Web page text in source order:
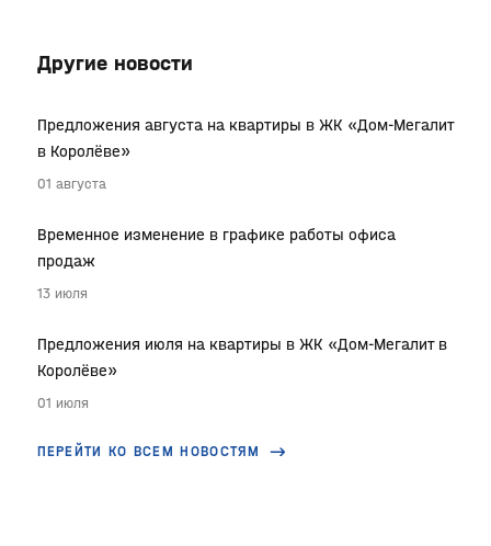
Другие новости
ПЕРЕЙТИ КО ВСЕМ НОВОСТЯМ
Предложения августа на квартиры в ЖК «Дом-Мегалит
в Королёве»
01 августа
Временное изменение в графике работы офиса
продаж
13 июля
Предложения июля на квартиры в ЖК «Дом-Мегалит в
Королёве»
01 июля